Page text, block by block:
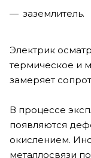
заземлитель.
Электрик
термическое и
замеряет
В процессе
появляются
окислением.
металлосвязи